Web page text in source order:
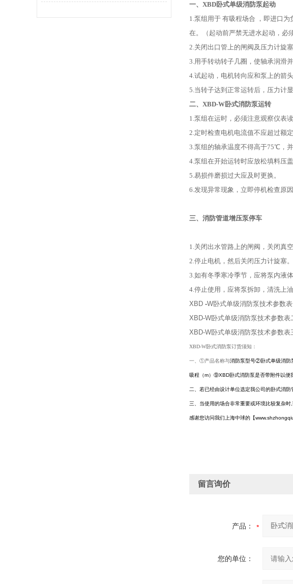
一、XBD卧式单级消防泵起动
1.泵组用于 有吸程场合 ，即进口
在。（起动前严禁无进水起动，必
2.关闭出口管上的闸阀及压力计旋
3.用手转动转子几圈，使轴承润滑
4.试起动，电机转向应和泵上的箭
5.当转子达到正常运转后，压力计
二、XBD-W卧式消防泵运转
1.泵组在运时，必须注意观察仪表
2.定时检查电机电流值不应超过额定
3.泵组的轴承温度不得高于75℃，
4.泵组在开始运转时应放松填料压
5.易损件磨损过大应及时更换。
6.发现异常现象，立即停机检查原因
三、消防管道增压泵停车
1.关闭出水管路上的闸阀，关闭真空
2.停止电机，然后关闭压力计旋塞。
3.如有冬季寒冷季节，应将泵内液
4.停止使用，应将泵拆卸，清洗上油
XBD -W卧式单级消防泵技术参数
XBD-W卧式单级消防泵技术参数表
XBD-W卧式单级消防泵技术参数表
XBD-W卧式消防泵订货须知：
一、①产品名称与消防泵型号②卧式单级消防
吸程（m）⑨XBD卧式消防泵是否带附件以便
二、若已经由设计单位选定我公司的卧式消防
三、当使用的场合非常重要或环境比较复杂
感谢您访问我们 上海中球的【
留言询价
产品：
您的单位：